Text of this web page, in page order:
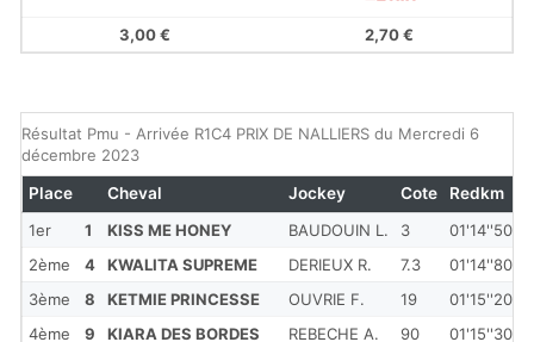
3,00 € 2,70 €
Résultat Pmu - Arrivée R1C4 PRIX DE NALLIERS du Mercredi 6
décembre 2023
1er 1 KISS ME HONEY BAUDOUIN L. 3
01'14''50
2ème
4 KWALITA SUPREME DERIEUX R. 7.3
01'14''80
3ème
8 KETMIE PRINCESSE OUVRIE F. 19
01'15''20
4ème
9 KIARA DES BORDES REBECHE A. 90
01'15''30
Place Cheval Jockey Cote Redkm